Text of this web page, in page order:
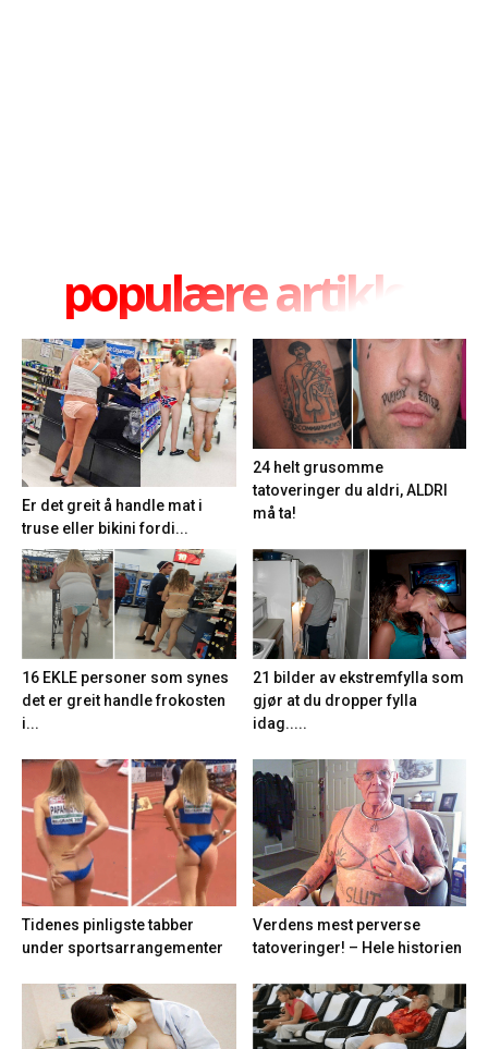
populære artikler
Er det greit å handle mat i
truse eller bikini fordi...
24 helt grusomme
tatoveringer du aldri, ALDRI
må ta!
16 EKLE personer som synes
det er greit handle frokosten
i...
21 bilder av ekstremfylla som
gjør at du dropper fylla
idag.....
Tidenes pinligste tabber
under sportsarrangementer
Verdens mest perverse
tatoveringer! – Hele historien